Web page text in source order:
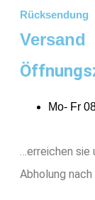
Rücksendung
Versand
Mo- Fr
…erreichen sie
Abholung